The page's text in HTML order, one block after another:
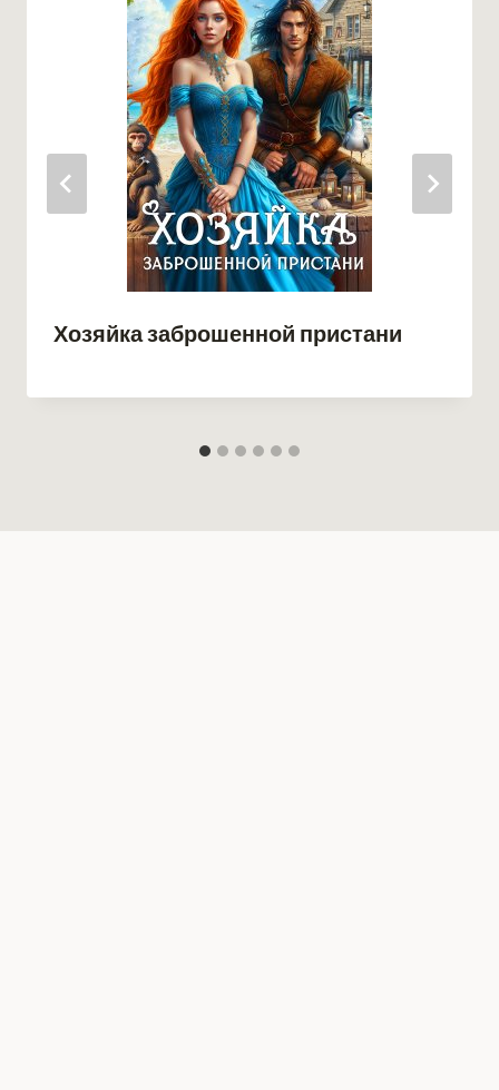
Хозяйка заброшенной пристани